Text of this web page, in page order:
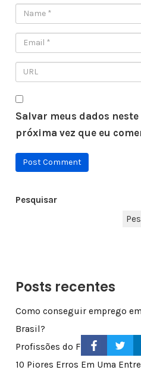
Salvar meus dados
próxima vez que eu
Pesquisar
Posts recentes
Como conseguir emprego
Brasil?
Profissões do Futuro Que
10 Piores Erros Em Uma